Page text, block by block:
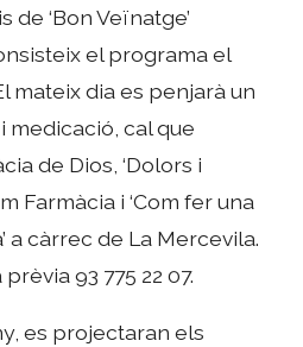
de ‘Bon Veïnatge’
el programa el
mateix dia es penjarà un
medicació, cal que
de Dios, ‘Dolors i
Farmàcia i ‘Com fer una
a càrrec de La Mercevila.
93 775 22 07.
es projectaran els